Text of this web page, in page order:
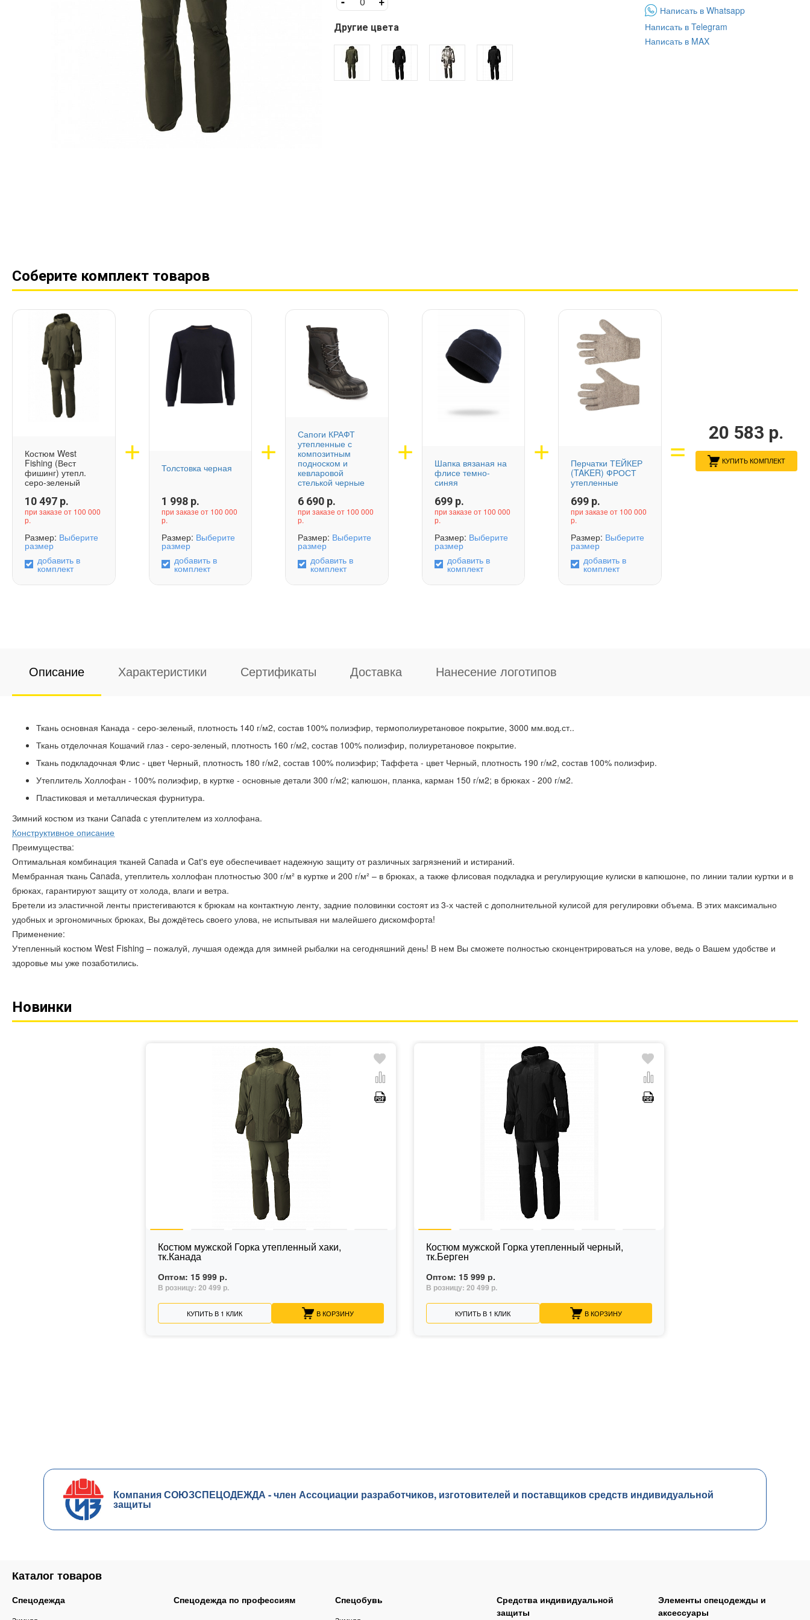
Другие цвета
Написать в Whatsapp
Написать в Telegram
Написать в MAX
Соберите комплект товаров
Костюм West
Fishing (Вест
фишинг) утепл.
серо-зеленый
10 497 р.
при заказе от 100 000
р.
Размер: Выберите
размер
добавить в
комплект
Толстовка черная
1 998р.
при заказе от 100 000
р.
Размер: Выберите
размер
добавить в
комплект
Сапоги КРАФТ
утепленные с
композитным
подноском и
кевларовой
стелькой черные
6 690 р.
при заказе от 100 000
р.
Размер: Выберите
размер
добавить в
комплект
Шапка вязаная на
флисе темно-
синяя
699р.
при заказе от 100 000
р.
Размер: Выберите
размер
добавить в
комплект
Перчатки ТЕЙКЕР
(TAKER) ФРОСТ
утепленные
699 р.
при заказе от 100 000
р.
Размер: Выберите
размер
добавить в
комплект
20 583 р.
КУПИТЬ КОМПЛЕКТ
Описание Характеристики Сертификаты Доставка Нанесение логотипов
Ткань основная Канада - серо-зеленый, плотность 140 г/м2, состав 100% полиэфир, термополиуретановое покрытие, 3000 мм.вод.ст..
Ткань отделочная Кошачий глаз - серо-зеленый, плотность 160 г/м2, состав 100% полиэфир, полиуретановое покрытие.
Ткань подкладочная Флис - цвет Черный, плотность 180 г/м2, состав 100% полиэфир; Таффета - цвет Черный, плотность 190 г/м2, состав 100% полиэфир.
Утеплитель Холлофан - 100% полиэфир, в куртке - основные детали 300 г/м2; капюшон, планка, карман 150 г/м2; в брюках - 200 г/м2.
Пластиковая и металлическая фурнитура.
Зимний костюм из ткани Canada с утеплителем из холлофана.
Конструктивное описание
Преимущества:
Оптимальная комбинация тканей Canada и Cat's eye обеспечивает надежную защиту от различных загрязнений и истираний.
Мембранная ткань Canada, утеплитель холлофан плотностью 300 г/м² в куртке и 200 г/м² – в брюках, а также флисовая подкладка и регулирующие кулиски в капюшоне, по линии талии куртки и в
брюках, гарантируют защиту от холода, влаги и ветра.
Бретели из эластичной ленты пристегиваются к брюкам на контактную ленту, задние половинки состоят из 3-х частей с дополнительной кулисой для регулировки объема. В этих максимально
удобных и эргономичных брюках, Вы дождётесь своего улова, не испытывая ни малейшего дискомфорта!
Применение:
Утепленный костюм West Fishing – пожалуй, лучшая одежда для зимней рыбалки на сегодняшний день! В нем Вы сможете полностью сконцентрироваться на улове, ведь о Вашем удобстве и
здоровье мы уже позаботились.
Новинки
Костюм мужской Горка утепленный хаки,
тк.Канада
Оптом: 15 999 р.
В розницу: 20 499 р.
КУПИТЬ В 1 КЛИК В КОРЗИНУ
Костюм мужской Горка утепленный черный,
тк.Берген
Оптом: 15 999 р.
В розницу: 20 499 р.
КУПИТЬ В 1 КЛИК В КОРЗИНУ
Компания СОЮЗСПЕЦОДЕЖДА - член Ассоциации разработчиков, изготовителей и поставщиков средств индивидуальной
защиты
Каталог товаров
Спецодежда Спецодежда по профессиям Спецобувь
Средства индивидуальной
защиты
Элементы спецодежды и
аксессуары